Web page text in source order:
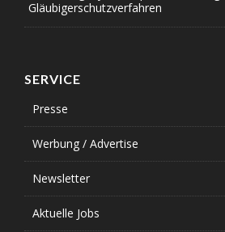
Gläubigerschutzverfahren
SERVICE
Presse
Werbung / Advertise
Newsletter
Aktuelle Jobs